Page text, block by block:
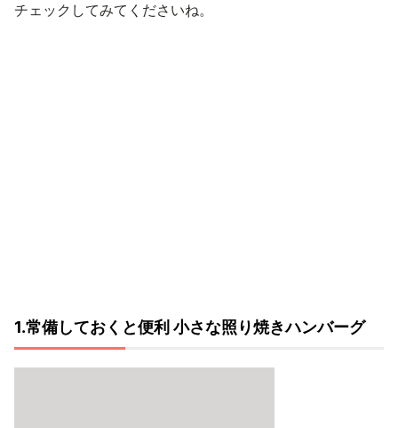
チェックしてみてくださいね。
1.常備しておくと便利 小さな照り焼きハンバーグ